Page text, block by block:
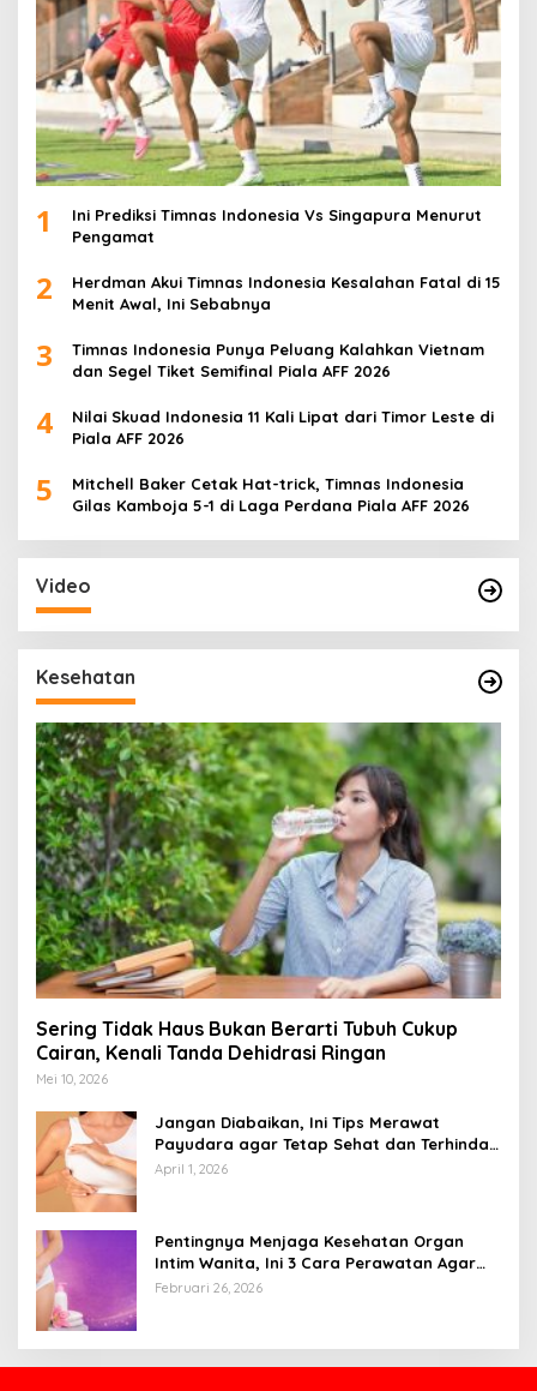
1
Ini Prediksi Timnas Indonesia Vs Singapura Menurut
Pengamat
2
Herdman Akui Timnas Indonesia Kesalahan Fatal di 15
Menit Awal, Ini Sebabnya
3
Timnas Indonesia Punya Peluang Kalahkan Vietnam
dan Segel Tiket Semifinal Piala AFF 2026
4
Nilai Skuad Indonesia 11 Kali Lipat dari Timor Leste di
Piala AFF 2026
5
Mitchell Baker Cetak Hat-trick, Timnas Indonesia
Gilas Kamboja 5-1 di Laga Perdana Piala AFF 2026
Video
Kesehatan
Sering Tidak Haus Bukan Berarti Tubuh Cukup
Cairan, Kenali Tanda Dehidrasi Ringan
Mei 10, 2026
Jangan Diabaikan, Ini Tips Merawat
Payudara agar Tetap Sehat dan Terhindar
dari Risiko Penyakit
April 1, 2026
Pentingnya Menjaga Kesehatan Organ
Intim Wanita, Ini 3 Cara Perawatan Agar
Tetap Bersih
Februari 26, 2026